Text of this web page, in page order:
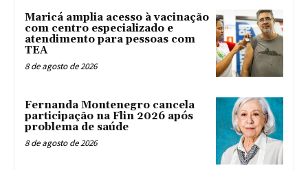
Maricá amplia acesso à vacinação
com centro especializado e
atendimento para pessoas com
TEA
8 de agosto de 2026
Fernanda Montenegro cancela
participação na Flin 2026 após
problema de saúde
8 de agosto de 2026